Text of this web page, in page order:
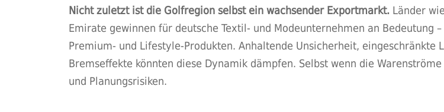
Nicht zuletzt ist die Golfregion selbst ein wachsender Exportmarkt.Länder
Emirate gewinnen für deutsche Textil- und Modeunternehmen an
Premium- und Lifestyle-Produkten. Anhaltende Unsicherheit, eingeschränkte
Bremseffekte könnten diese Dynamik dämpfen. Selbst wenn die
und Planungsrisiken.